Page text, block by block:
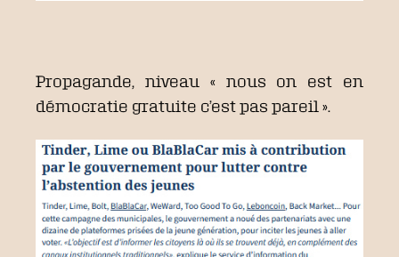
Propagande, niveau « nous on est en
démocratie gratuite c’est pas pareil ».